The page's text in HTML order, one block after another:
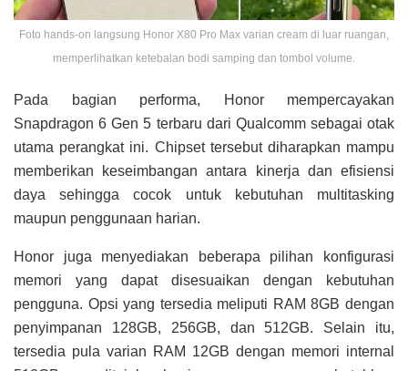
Foto hands-on langsung Honor X80 Pro Max varian cream di luar ruangan,
memperlihatkan ketebalan bodi samping dan tombol volume.
Pada bagian performa, Honor mempercayakan
Snapdragon 6 Gen 5 terbaru dari Qualcomm sebagai otak
utama perangkat ini. Chipset tersebut diharapkan mampu
memberikan keseimbangan antara kinerja dan efisiensi
daya sehingga cocok untuk kebutuhan multitasking
maupun penggunaan harian.
Honor juga menyediakan beberapa pilihan konfigurasi
memori yang dapat disesuaikan dengan kebutuhan
pengguna. Opsi yang tersedia meliputi RAM 8GB dengan
penyimpanan 128GB, 256GB, dan 512GB. Selain itu,
tersedia pula varian RAM 12GB dengan memori internal